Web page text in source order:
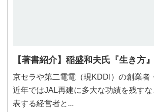
【著書紹介】稲盛和夫氏『生き方』
京セラや第二電電（現KDDI）の創業者
近年ではJAL再建に多大な功績を残す
表する経営者と...